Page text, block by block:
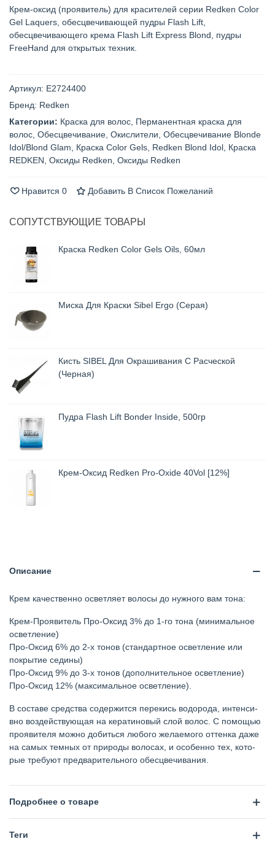
Крем-оксид (проявитель) для красителей серии Redken Color
Gel Laquers, обесцвечивающей пудры Flash Lift,
обесцвечивающего крема Flash Lift Express Blond, пудры
FreeHand для открытых техник.
Артикул: E2724400
Бренд: Redken
Категории: Краска для волос Перманентная краска для
волос Обесцвечивание Окислители Обесцвечивание Blonde
Idol/Blond Glam
Краска Color Gels Redken Blond Idol Краска
REDKEN Оксиды Redken Оксиды Redken
Нравится 0 Добавить В Список Пожеланий
СОПУТСТВУЮЩИЕ ТОВАРЫ
Краска Redken Color Gels Oils, 60мл
Миска Для Краски Sibel Ergo (серая)
Кисть SIBEL Для Окрашивания С Расческой
(черная)
Пудра Flash Lift Bonder Inside, 500гр
Крем-Оксид Redken Pro-Oxide 40Vol [12%]
Описание
Крем каче­ственно осветляет волосы до нужно­го вам тона:
Крем-Проявите­ль Про-Оксид 3% до 1-го тона (ми­нимальное
осветление)
Про-Оксид 6% до 2-х тонов (ста­ндартное осветление или
покрытие седины)
Про-Оксид 9% до 3-х тонов (до­полнительное осветление)
Про-Оксид 12% (максимальное осве­тление).
В составе средства соде­ржится перекись водорода, интенси­
вно воздействующая на кератиновый слой волос. С помо­щью
проявителя можно добиться любо­го желаемого оттенка даже
на самых темных от при­роды волосах, и особенно тех, кото­
рые требуют предварительного обе­сцвечивания.
Подробнее о товаре
Теги